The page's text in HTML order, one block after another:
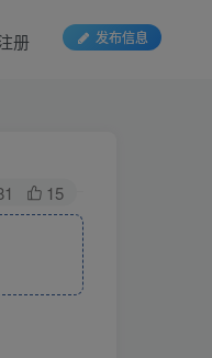
发布信息
册
15